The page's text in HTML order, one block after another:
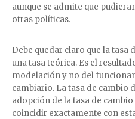
aunque se admite que
otras políticas.
Debe quedar claro que la tasa
una tasa teórica. Es el
modelación y no del
cambiario. La tasa de cambio
adopción de la tasa de
coincidir exactamente con